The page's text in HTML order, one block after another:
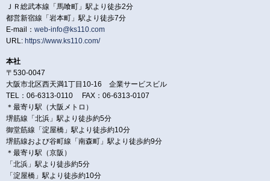
ＪＲ総武本線「馬喰町」駅より徒歩2分
都営新宿線「岩本町」駅より徒歩7分
E-mail： web-info@ks110.com
URL: https://www.ks110.com/
本社
〒530-0047
大阪市北区西天満1丁目10-16 企業サービスビル
TEL：06-6313-0110 FAX：06-6313-0107
＊最寄り駅（大阪メトロ）
堺筋線「北浜」駅より徒歩約5分
御堂筋線「淀屋橋」駅より徒歩約10分
堺筋線および谷町線「南森町」駅より徒歩約9分
＊最寄り駅（京阪）
「北浜」駅より徒歩約5分
「淀屋橋」駅より徒歩約10分